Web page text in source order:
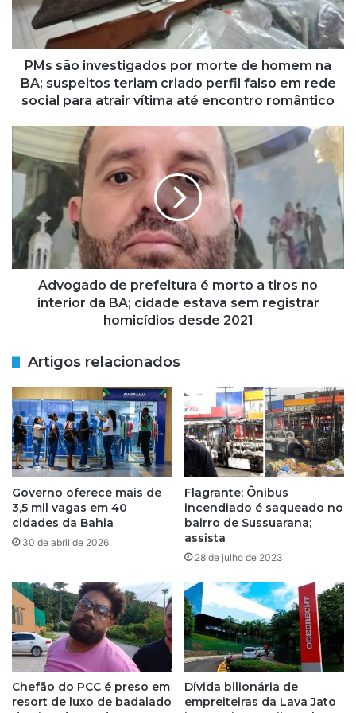
i
v
g
a
d
p
o
r
m
e
o
m
e
m
n
B
A
s
s
e
i
t
o
s
t
PMs são investigados por morte de homem na
BA; suspeitos teriam criado perfil falso em rede
social para atrair vítima até encontro romântico
d
v
a
o
d
e
i
t
u
r
a
é
o
r
t
t
i
r
o
s
n
o
i
Advogado de prefeitura é morto a tiros no
interior da BA; cidade estava sem registrar
homicídios desde 2021
Artigos relacionados
Governo oferece mais de
3,5 mil vagas em 40
cidades da Bahia
30 de abril de 2026
Flagrante: Ônibus
incendiado é saqueado no
bairro de Sussuarana;
assista
28 de julho de 2023
Chefão do PCC é preso em
resort de luxo de badalado
Dívida bilionária de
empreiteiras da Lava Jato